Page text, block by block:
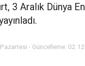
Aralık Dünya
Pazartesi - Güncelleme: